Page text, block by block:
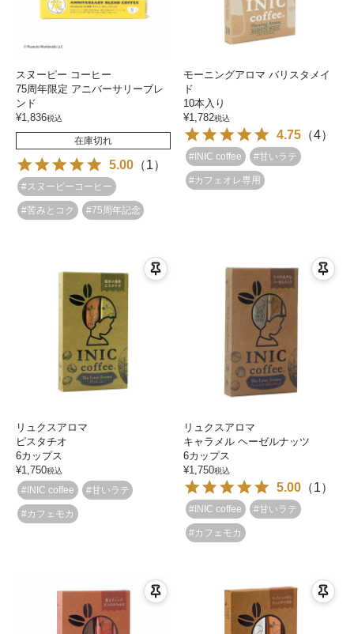
スヌーピー コーヒー
75周年限定 アニバーサリーブレ
ンド
¥1,836税込
在庫切れ
5.00 （1）
#スヌーピーコーヒー
#苦みとコク #75周年記念
モーニングアロマ バリスタメイ
ド
10本入り
¥1,782税込
4.75 （4）
#INIC coffee #甘いラテ
#カフェオレ専用
リュクスアロマ
ピスタチオ
6カップス
¥1,750税込
#INIC coffee #甘いラテ
#カフェモカ
リュクスアロマ
キャラメル ヘーゼルナッツ
6カップス
¥1,750税込
5.00 （1）
#INIC coffee #甘いラテ
#カフェモカ